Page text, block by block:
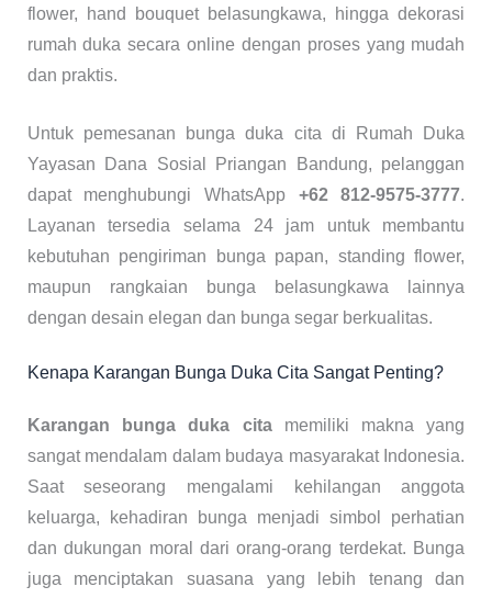
flower, hand bouquet belasungkawa, hingga dekorasi
rumah duka secara online dengan proses yang mudah
dan praktis.
Untuk pemesanan bunga duka cita di Rumah Duka
Yayasan Dana Sosial Priangan Bandung, pelanggan
dapat menghubungi WhatsApp +62 812-9575-3777.
Layanan tersedia selama 24 jam untuk membantu
kebutuhan pengiriman bunga papan, standing flower,
maupun rangkaian bunga belasungkawa lainnya
dengan desain elegan dan bunga segar berkualitas.
Kenapa Karangan Bunga Duka Cita Sangat Penting?
Karangan bunga duka citamemiliki makna yang
sangat mendalam dalam budaya masyarakat Indonesia.
Saat seseorang mengalami kehilangan anggota
keluarga, kehadiran bunga menjadi simbol perhatian
dan dukungan moral dari orang-orang terdekat. Bunga
juga menciptakan suasana yang lebih tenang dan